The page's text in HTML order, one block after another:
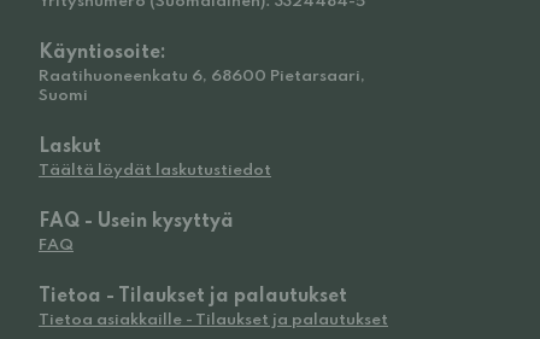
Käyntiosoite:
Raatihuoneenkatu 6, 68600 Pietarsaari,
Suomi
Laskut
Täältä löydät laskutustiedot
FAQ - Usein kysyttyä
FAQ
Tietoa - Tilaukset ja palautukset
Tietoa asiakkaille - Tilaukset ja palautukset